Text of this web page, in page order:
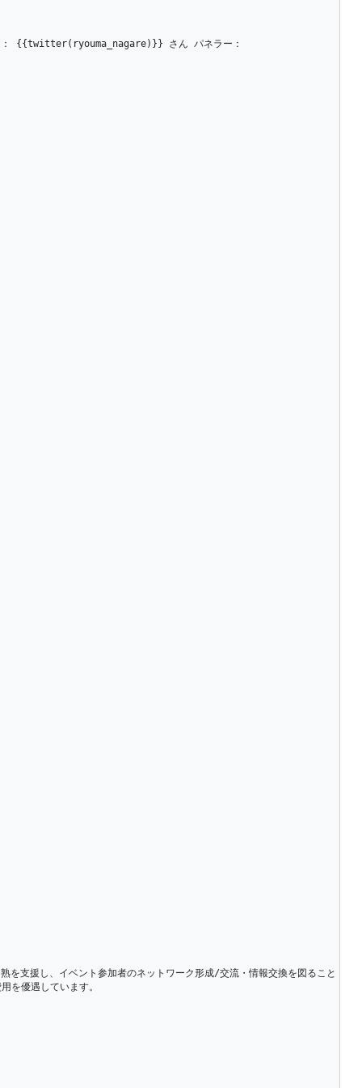
： {{twitter(ryouma_nagare)}} さん パネラー：
を優遇しています。